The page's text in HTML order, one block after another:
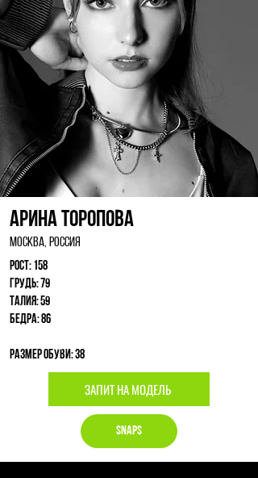
Арина Торопова
Москва, Россия
Рост: 158
Грудь: 79
Талия: 59
Бедра: 86
Размер обуви: 38
ЗАПИТ НА МОДЕЛЬ
Snaps